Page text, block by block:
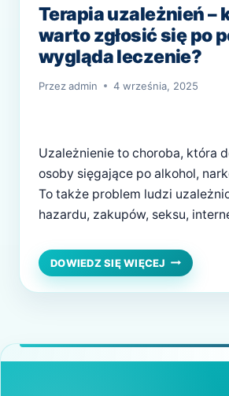
Terapia uzależnień –
warto zgłosić się po
wygląda leczenie?
Przezadmin 4 września, 2025
Uzależnienie to choroba, która
osoby sięgające po alkohol,
To także problem ludzi
hazardu, zakupów, seksu,
bagatelizowanych lub wręcz
akceptowanych, dziś wiemy już
uzależnienie niesie realne
DOWIEDZ SIĘ WIĘCEJ TERAPIA
UZALEŻNIEŃ
–